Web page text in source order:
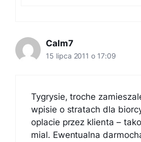
Calm7
15 lipca 2011 o 17:09
Tygrysie, troche
wpisie o stratach dla
oplacie przez klienta –
mial. Ewentualna